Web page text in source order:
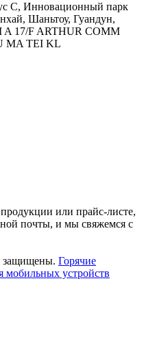
C, Инновационный парк
Шаньтоу, Гуандун,
17/F ARTHUR COMM
MA TEI KL
или прайс-листе,
почты, и мы свяжемся с
защищены. Горячие
мобильных устройств